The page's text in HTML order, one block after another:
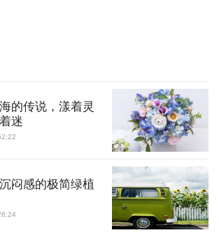
的传说，漾着灵
迷
闷感的极简绿植